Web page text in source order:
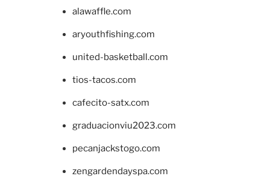
alawaffle.com
aryouthfishing.com
united-basketball.com
tios-tacos.com
cafecito-satx.com
graduacionviu2023.com
pecanjackstogo.com
zengardendayspa.com